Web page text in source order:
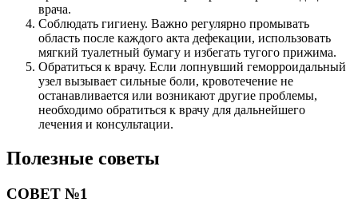
врача.
Соблюдать гигиену. Важно регулярно промывать
область после каждого акта дефекации, использовать
мягкий туалетный бумагу и избегать тугого прижима.
Обратиться к врачу. Если лопнувший геморроидальный
узел вызывает сильные боли, кровотечение не
останавливается или возникают другие проблемы,
необходимо обратиться к врачу для дальнейшего
лечения и консультации.
Полезные советы
СОВЕТ №1